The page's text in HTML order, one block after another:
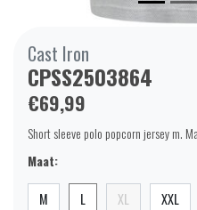
Cast Iron
CPSS2503864
€69,99
Short sleeve polo popcorn jersey m.
Maat:
M L XL XXL